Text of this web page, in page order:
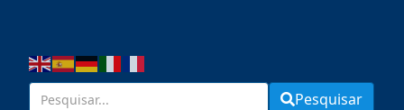
Pesquisar